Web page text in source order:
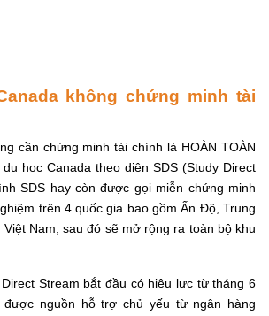
không chứng minh tài
cần chứng minh tài chính là HOÀN TOÀN
học Canada theo diện SDS (Study Direct
SDS hay còn được gọi miễn chứng minh
trên 4 quốc gia bao gồm Ấn Độ, Trung
Việt Nam, sau đó sẽ mở rộng ra toàn bộ khu
Stream bắt đầu có hiệu lực từ tháng 6
được nguồn hỗ trợ chủ yếu từ ngân hàng